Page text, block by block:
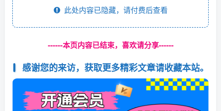
此处内容已隐藏，请付费后查看
------本页内容已结束，喜欢请分享------
感谢您的来访，获取更多精彩文章请收藏本站。